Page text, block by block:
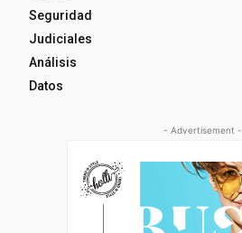
Seguridad
Judiciales
Análisis
Datos
- Advertisement -